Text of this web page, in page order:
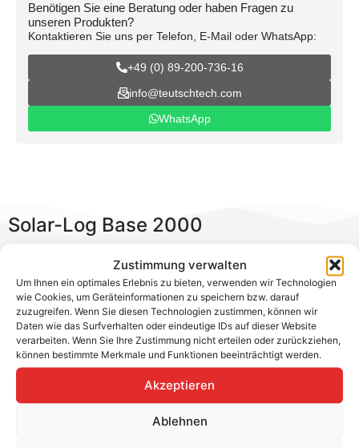
Zustimmung verwalten
Um Ihnen ein optimales Erlebnis zu bieten, verwenden wir Technologien
wie Cookies, um Geräteinformationen zu speichern bzw. darauf
zuzugreifen. Wenn Sie diesen Technologien zustimmen, können wir
Daten wie das Surfverhalten oder eindeutige IDs auf dieser Website
verarbeiten. Wenn Sie Ihre Zustimmung nicht erteilen oder zurückziehen,
können bestimmte Merkmale und Funktionen beeinträchtigt werden.
Akzeptieren
Ablehnen
Benötigen Sie eine Beratung oder haben Fragen zu
unseren Produkten?
Kontaktieren Sie uns per Telefon, E-Mail oder WhatsApp:
+49 (0) 89-200-736-16
info@teutschtech.com
WhatsApp
Solar-Log Base 2000
Mit dem Solar-Log Base geht das Miniformat der bisher
bekannten Wandgeräte an den Start. Dank ultra-
kompakter Bauform und Hutschienenmontage findet
dieser Datenlogger stets ein passendes Plätzchen.
Mittels Software-Upgrade sind bei gleicher Hardware
auch größere Anlagen kombinierbar. Über
Zusatzmodule kann die Direktvermarktung,
Rundsteuerempfänger und weitere RS485 Schnittstellen